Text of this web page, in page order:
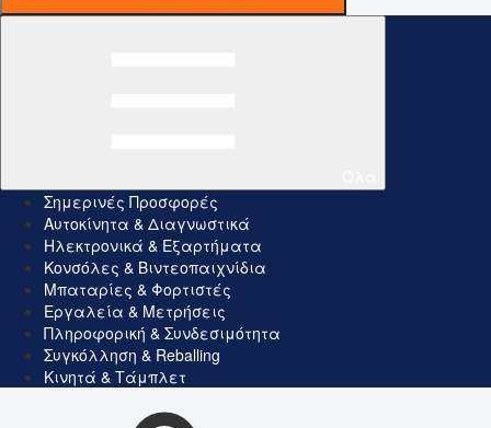
Σημερινές Προσφορές
Αυτοκίνητα & Διαγνωστικά
Ηλεκτρονικά & Εξαρτήματα
Κονσόλες & Βιντεοπαιχνίδια
Μπαταρίες & Φορτιστές
Εργαλεία & Μετρήσεις
Πληροφορική & Συνδεσιμότητα
Συγκόλληση & Reballing
Κινητά & Τάμπλετ